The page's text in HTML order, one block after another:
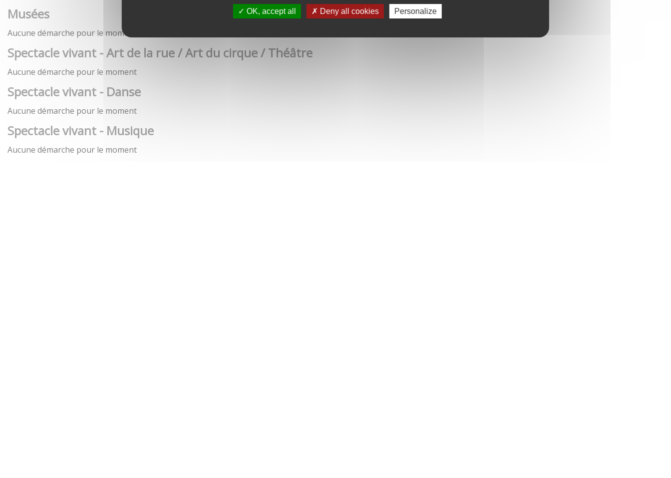
OK, accept all Deny all cookies Personalize
Musées
Aucune démarche pour le moment
Spectacle vivant - Art de la rue / Art du cirque / Théâtre
Aucune démarche pour le moment
Spectacle vivant - Danse
Aucune démarche pour le moment
Spectacle vivant - Musique
Aucune démarche pour le moment